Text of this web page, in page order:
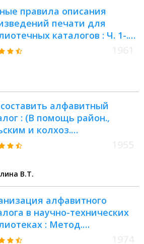
правила описания
печати для
каталогов : Ч. 1-.
2 : Организация
алфавитный
: (В помощь район.,
и колхоз.
В.Т.
алфавитного
в научно-технических
: Метод.